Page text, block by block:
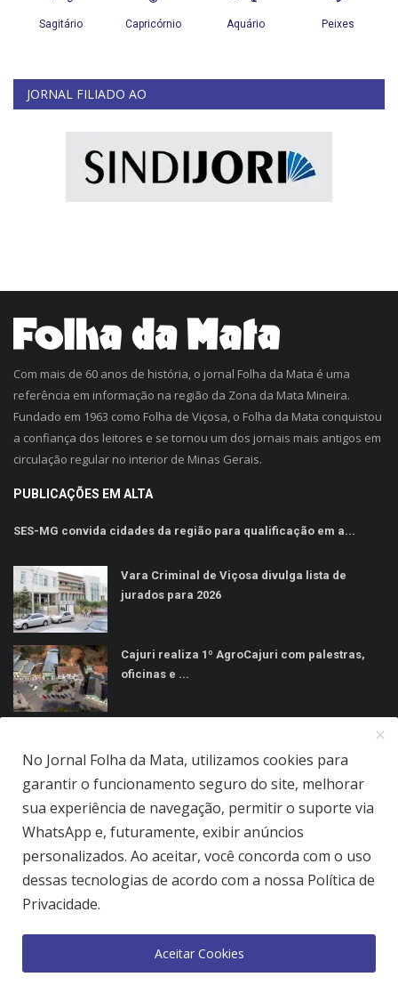
JORNAL FILIADO AO
Com mais de 60 anos de história, o jornal Folha da Mata é uma
referência em informação na região da Zona da Mata Mineira.
Fundado em 1963 como Folha de Viçosa, o Folha da Mata conquistou
a confiança dos leitores e se tornou um dos jornais mais antigos em
circulação regular no interior de Minas Gerais.
PUBLICAÇÕES EM ALTA
SES-MG convida cidades da região para qualificação em a...
Vara Criminal de Viçosa divulga lista de
jurados para 2026
Cajuri realiza 1º AgroCajuri com palestras,
oficinas e ...
Quem Somos
Política de Privacidade
No Jornal Folha da Mata, utilizamos cookies para
garantir o funcionamento seguro do site, melhorar
sua experiência de navegação, permitir o suporte via
WhatsApp e, futuramente, exibir anúncios
personalizados. Ao aceitar, você concorda com o uso
dessas tecnologias de acordo com a nossa Política de
Privacidade.
Aceitar Cookies